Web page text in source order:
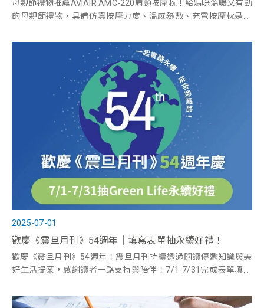
母親節禮物推薦AVIAIR AMC-220肩頸按摩枕！給媽咪溫暖又有勁
的母親節禮物，具備仿真按摩力度、溫感熱敷、充電按摩枕是你
2025-07-01
歡慶《震旦月刊》54週年｜填寫表單抽永續好禮！
歡慶《震旦月刊》54週年！震旦月刊持續透過閱讀傳遞知識與美
好生活提案，感謝讀者一路支持與陪伴！7/1-7/31完成表單填寫
感與永續理念的精選好物帶回家！